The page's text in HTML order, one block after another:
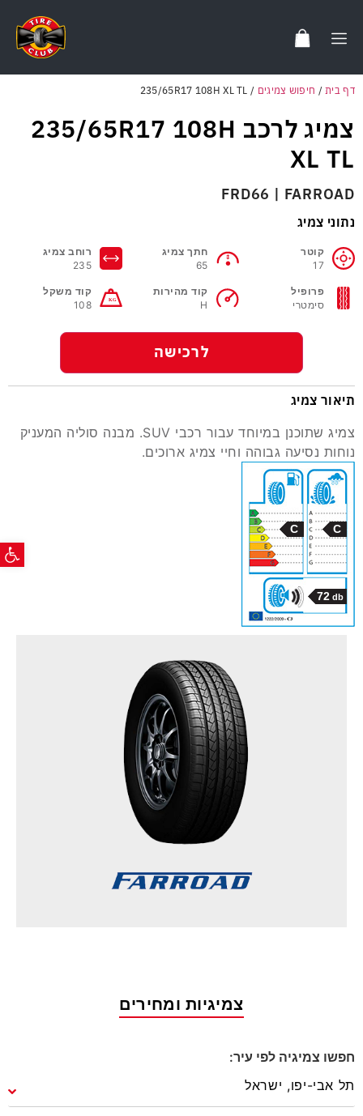
פתח
דף בית/ חיפוש צמיגים /
235/65R17 108H XL TL
צמיג לרכב 235/65R17 108H
XL TL
FRD66 | FARROAD
נתוני צמיג
קוטר
17
חתך צמיג
65
רוחב צמיג
235
פרופיל
סימטרי
קוד מהירות
H
קוד משקל
108
לרכישה
תיאור צמיג
צמיג שתוכנן במיוחד עבור רכבי SUV. מבנה סוליה המעניק
נוחות נסיעה גבוהה וחיי צמיג ארוכים.
C C
72 db
צמיגיות ומחירים
חפשו צמיגיה לפי עיר: